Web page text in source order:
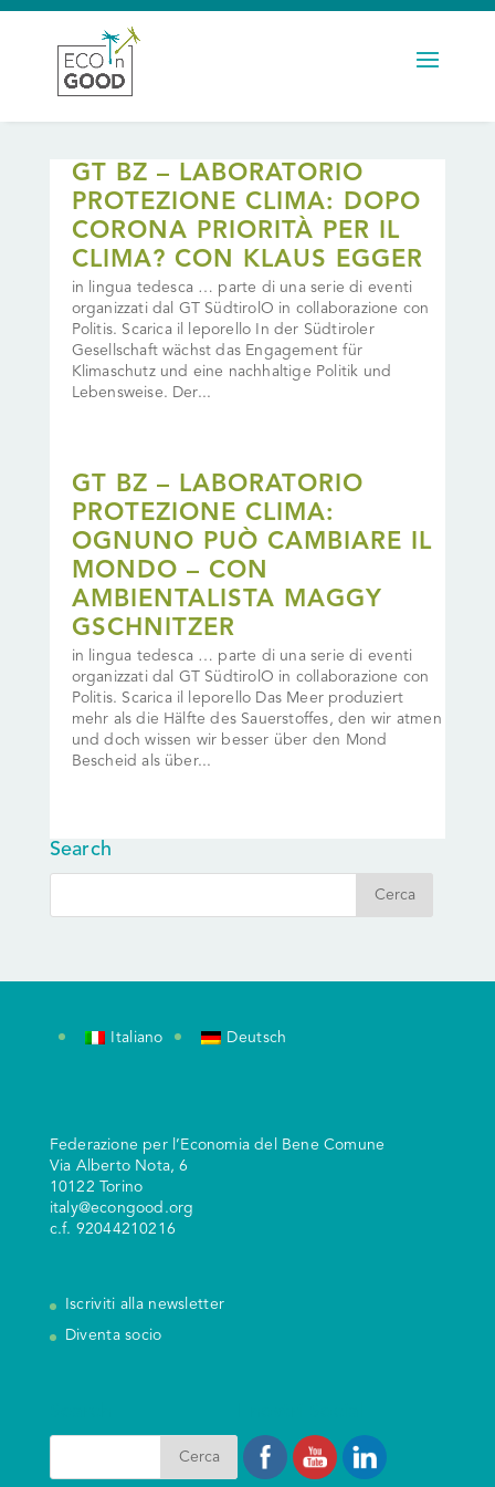
GT BZ – LABORATORIO
PROTEZIONE CLIMA: DOPO
CORONA PRIORITÀ PER IL
CLIMA? CON KLAUS EGGER
in lingua tedesca … parte di una serie di eventi
organizzati dal GT SüdtirolO in collaborazione con
Politis. Scarica il leporello In der Südtiroler
Gesellschaft wächst das Engagement für
Klimaschutz und eine nachhaltige Politik und
Lebensweise. Der...
GT BZ – LABORATORIO
PROTEZIONE CLIMA:
OGNUNO PUÒ CAMBIARE IL
MONDO – CON
AMBIENTALISTA MAGGY
GSCHNITZER
in lingua tedesca … parte di una serie di eventi
organizzati dal GT SüdtirolO in collaborazione con
Politis. Scarica il leporello Das Meer produziert
mehr als die Hälfte des Sauerstoffes, den wir atmen
und doch wissen wir besser über den Mond
Bescheid als über...
Search
Italiano Deutsch
Federazione per l’Economia del Bene Comune
Via Alberto Nota, 6
10122 Torino
italy@econgood.org
c.f. 92044210216
Iscriviti alla newsletter
Diventa socio